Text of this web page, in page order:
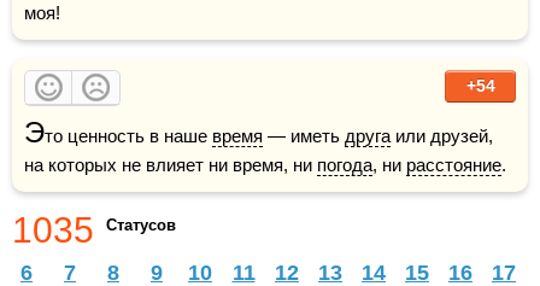
моя!
+54
Это ценность в наше время — иметь друга или друзей,
на которых не влияет ни время, ни погода, ни расстояние.
1035 Статусов
6 7 8 9 10 11 12 13 14 15 16
17